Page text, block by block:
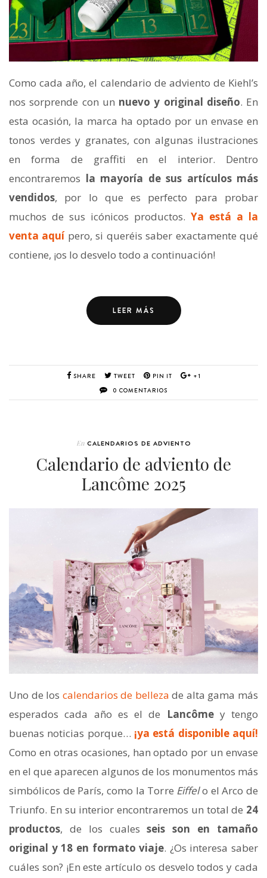
Como cada año, el calendario de adviento de Kiehl’s
nos sorprende con un nuevo y original diseño. En
esta ocasión, la marca ha optado por un envase en
tonos verdes y granates, con algunas ilustraciones
en forma de graffiti en el interior. Dentro
encontraremos la mayoría de sus artículos más
vendidos, por lo que es perfecto para probar
muchos de sus icónicos productos. Ya está a la
venta aquípero, si queréis saber exactamente qué
contiene, ¡os lo desvelo todo a continuación!
LEER MÁS
SHARE TWEET PIN IT
+1
0 COMENTARIOS
En CALENDARIOS DE ADVIENTO
Calendario de adviento de
Lancôme 2025
Uno de los calendarios de belleza de alta gama más
esperados cada año es el de
Lancômey tengo
buenas noticias porque… ¡ya está disponible aquí!
Como en otras ocasiones, han optado por un envase
en el que aparecen algunos de los monumentos más
simbólicos de París, como la Torre Eiffelo el Arco de
Triunfo. En su interior encontraremos un total de 24
productos, de los cualesseis son en tamaño
original y 18 en formato viaje. ¿Os interesa saber
cuáles son? ¡En este artículo os desvelo todos y cada